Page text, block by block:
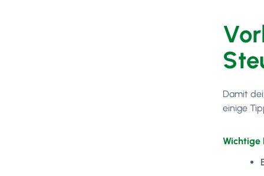
Damit
einige